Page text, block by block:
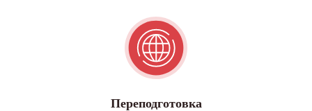
Переподготовка